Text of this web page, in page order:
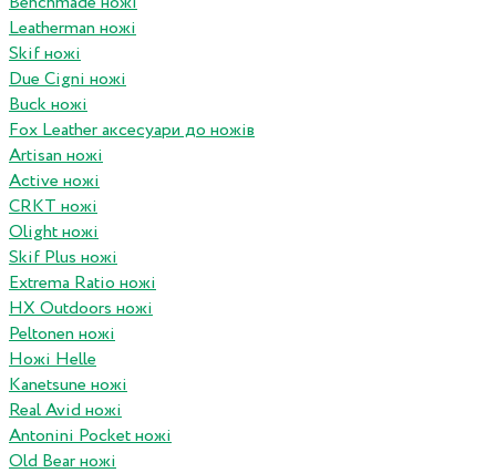
Leatherman ножі
Skif ножі
Due Cigni ножі
Buck ножі
Fox Leather аксесуари до ножів
Artisan ножі
Active ножі
CRKT ножі
Olight ножі
Skif Plus ножі
Extrema Ratio ножі
HX Outdoors ножі
Peltonen ножі
Ножі Helle
Kanetsune ножі
Real Avid ножі
Antonini Pocket ножі
Old Bear ножі